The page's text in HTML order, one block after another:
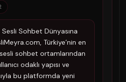
Sohbet Dünyasına
Türkiye’nin en
sohbet ortamlarından
odaklı yapısı ve
bu platformda yeni